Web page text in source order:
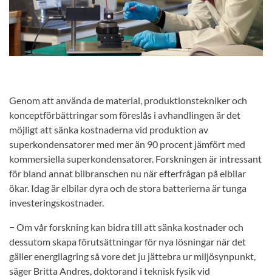
Genom att använda de material, produktionstekniker och
konceptförbättringar som föreslås i avhandlingen är det
möjligt att sänka kostnaderna vid produktion av
superkondensatorer med mer än 90 procent jämfört med
kommersiella superkondensatorer. Forskningen är intressant
för bland annat bilbranschen nu när efterfrågan på elbilar
ökar. Idag är elbilar dyra och de stora batterierna är tunga
investeringskostnader.
− Om vår forskning kan bidra till att sänka kostnader och
dessutom skapa förutsättningar för nya lösningar när det
gäller energilagring så vore det ju jättebra ur miljösynpunkt,
säger Britta Andres, doktorand i teknisk fysik vid